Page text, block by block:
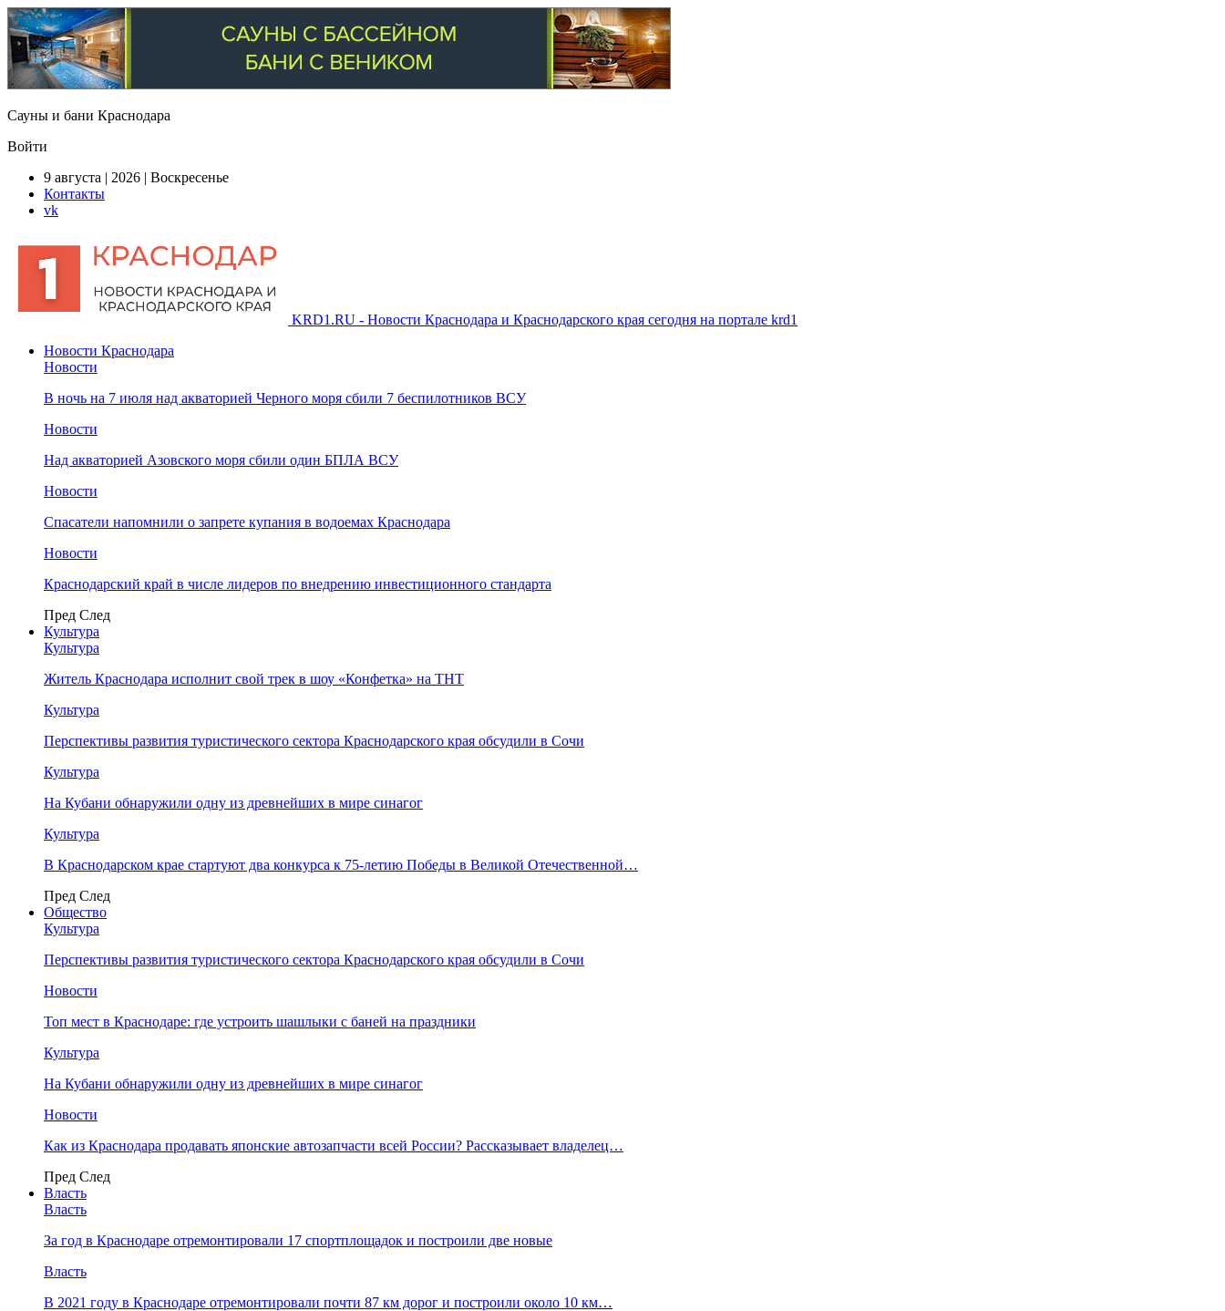
Сауны и бани Краснодара
Войти
9 августа | 2026 | Воскресенье
Контакты
vk
KRD1.RU - Новости Краснодара и Краснодарского края сегодня на портале krd1
Новости Краснодара
Новости
В ночь на 7 июля над акваторией Черного моря сбили 7 беспилотников ВСУ
Новости
Над акваторией Азовского моря сбили один БПЛА ВСУ
Новости
Спасатели напомнили о запрете купания в водоемах Краснодара
Новости
Краснодарский край в числе лидеров по внедрению инвестиционного стандарта
Пред След
Культура
Культура
Житель Краснодара исполнит свой трек в шоу «Конфетка» на ТНТ
Культура
Перспективы развития туристического сектора Краснодарского края обсудили в Сочи
Культура
На Кубани обнаружили одну из древнейших в мире синагог
Культура
В Краснодарском крае стартуют два конкурса к 75-летию Победы в Великой Отечественной…
Пред След
Общество
Культура
Перспективы развития туристического сектора Краснодарского края обсудили в Сочи
Новости
Топ мест в Краснодаре: где устроить шашлыки с баней на праздники
Культура
На Кубани обнаружили одну из древнейших в мире синагог
Новости
Как из Краснодара продавать японские автозапчасти всей России? Рассказывает владелец…
Пред След
Власть
Власть
За год в Краснодаре отремонтировали 17 спортплощадок и построили две новые
Власть
В 2021 году в Краснодаре отремонтировали почти 87 км дорог и построили около 10 км…